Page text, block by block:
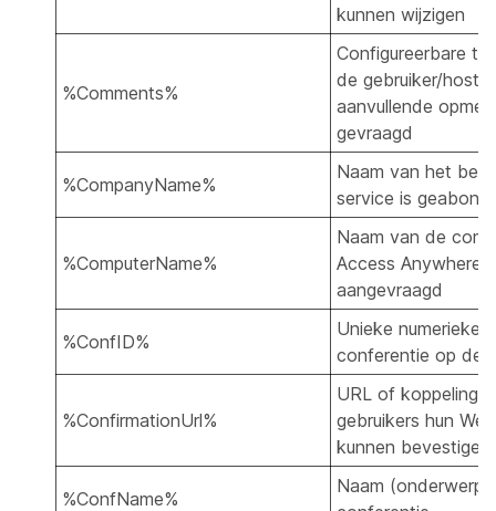
kunnen wijzigen
%Comments%
Configureerbare
de gebruiker/host
aanvullende
gevraagd
%CompanyName%
Naam van het
service is
%ComputerName%
Naam van de
Access Anywhere
aangevraagd
%ConfID%
Unieke numerieke
conferentie op
%ConfirmationUrl%
URL of koppeling
gebruikers hun
kunnen bevestigen
%ConfName%
Naam